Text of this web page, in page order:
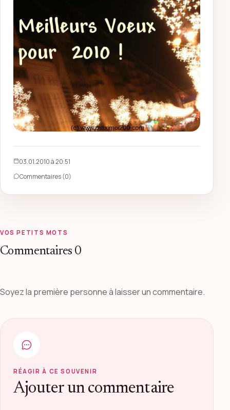
03.01.2010 à 20:51
Commentaires (0)
VOS PETITS MOTS
Commentaires 0
Soyez la première personne à laisser un commentaire.
RÉAGIR À CE SOUVENIR
Ajouter un commentaire